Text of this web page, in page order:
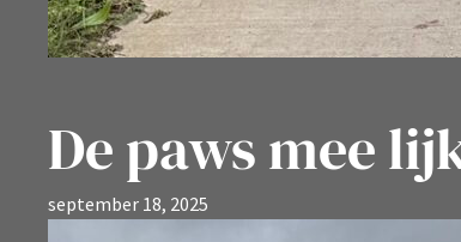
De paws mee
september 18, 2025